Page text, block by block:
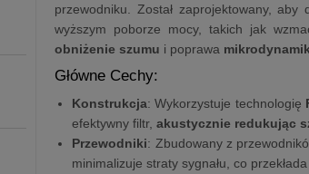
przewodniku. Został zaprojektowany, aby
wyższym poborze mocy, takich jak
obniżenie szumu i poprawa
Główne Cechy:
Konstrukcja: Wykorzystuje technologię
efektywny filtr,akustycznie redukując
Przewodniki: Zbudowany z
minimalizuje straty sygnału, co